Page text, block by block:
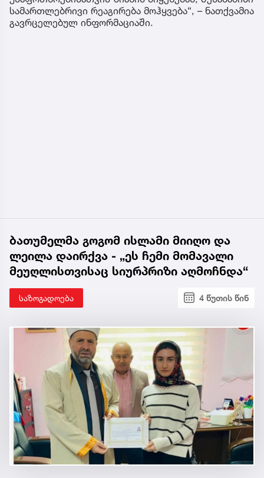
სამართლებრივი რეაგირება მოჰყვება“, – ნათქვამია
გავრცელებულ ინფორმაციაში.
ბათუმელმა გოგომ ისლამი მიიღო და
ლეილა დაირქვა - „ეს ჩემი მომავალი
მეუღლისთვისაც სიურპრიზი აღმოჩნდა“
საზოგადოება 4 წუთის წინ